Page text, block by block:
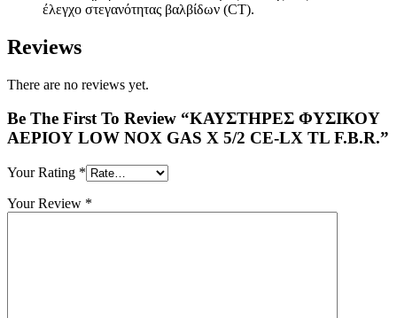
έλεγχο στεγανότητας βαλβίδων (CT).
Reviews
There are no reviews yet.
Be The First To Review “ΚΑΥΣΤΗΡΕΣ ΦΥΣΙΚΟΥ
ΑΕΡΙΟΥ LOW NOX GAS X 5/2 CE-LX TL F.B.R.”
Your Rating *
Your Review *